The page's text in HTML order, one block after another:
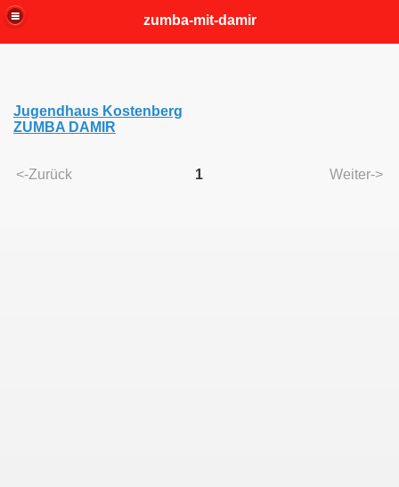
zumba-mit-damir
Jugendhaus Kostenberg
ZUMBA DAMIR
<-Zurück 1 Weiter->